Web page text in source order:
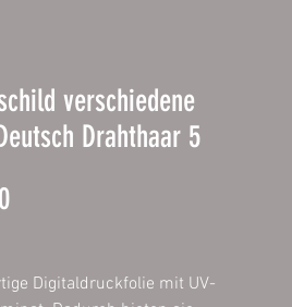
verschiedene
Drahthaar 5
Prijs
Digitaldruckfolie mit UV-